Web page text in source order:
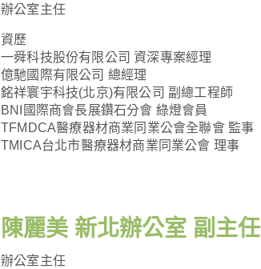
辦公室主任
資歷
一舜科技股份有限公司 資深專案經理
億馳國際有限公司 總經理
銘祥寰宇科技(北京)有限公司 副總工程師
BNI國際商會長展鑽石分會 綠燈會員
TFMDCA醫療器材商業同業公會全聯會 監事
TMICA台北市醫療器材商業同業公會 理事
陳麗美 新北辦公室 副主任
辦公室主任